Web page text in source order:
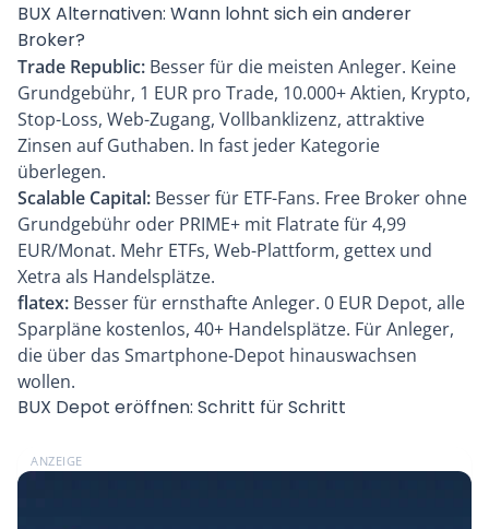
BUX Alternativen: Wann lohnt sich ein anderer
Broker?
Trade Republic: Besser für die meisten Anleger. Keine
Grundgebühr, 1 EUR pro Trade, 10.000+ Aktien, Krypto,
Stop-Loss, Web-Zugang, Vollbanklizenz, attraktive
Zinsen auf Guthaben. In fast jeder Kategorie
überlegen.
Scalable Capital: Besser für ETF-Fans. Free Broker ohne
Grundgebühr oder PRIME+ mit Flatrate für 4,99
EUR/Monat. Mehr ETFs, Web-Plattform, gettex und
Xetra als Handelsplätze.
flatex: Besser für ernsthafte Anleger. 0 EUR Depot, alle
Sparpläne kostenlos, 40+ Handelsplätze. Für Anleger,
die über das Smartphone-Depot hinauswachsen
wollen.
BUX Depot eröffnen: Schritt für Schritt